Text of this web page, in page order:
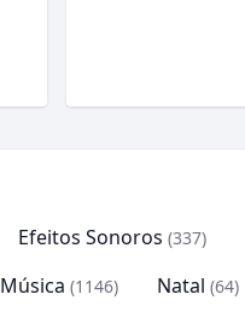
Efeitos Sonoros (337)
Música (1146) Natal (64)